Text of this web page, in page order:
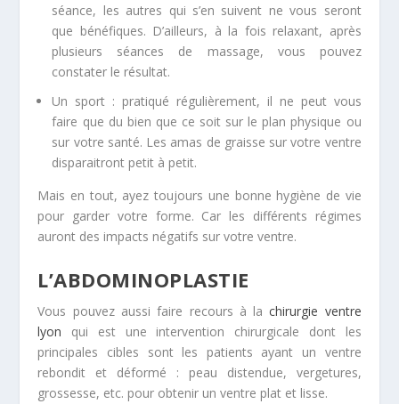
séance, les autres qui s’en suivent ne vous seront
que bénéfiques. D’ailleurs, à la fois relaxant, après
plusieurs séances de massage, vous pouvez
constater le résultat.
Un sport : pratiqué régulièrement, il ne peut vous
faire que du bien que ce soit sur le plan physique ou
sur votre santé. Les amas de graisse sur votre ventre
disparaitront petit à petit.
Mais en tout, ayez toujours une bonne hygiène de vie
pour garder votre forme. Car les différents régimes
auront des impacts négatifs sur votre ventre.
L’ABDOMINOPLASTIE
Vous pouvez aussi faire recours à lachirurgie ventre
lyon qui est une intervention chirurgicale dont les
principales cibles sont les patients ayant un ventre
rebondit et déformé : peau distendue, vergetures,
grossesse, etc. pour obtenir un ventre plat et lisse.